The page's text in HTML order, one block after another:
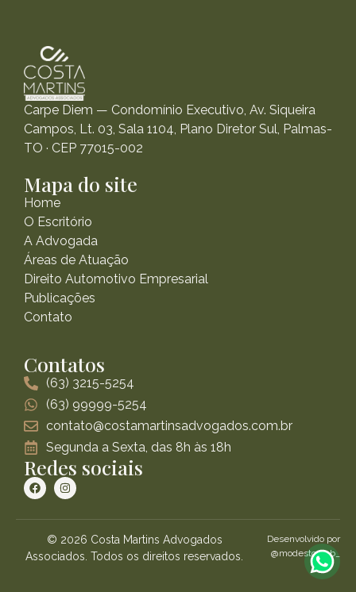
Carpe Diem — Condomínio Executivo, Av. Siqueira
Campos, Lt. 03, Sala 1104, Plano Diretor Sul, Palmas-
TO · CEP 77015-002
Mapa do site
Home
O Escritório
A Advogada
Áreas de Atuação
Direito Automotivo Empresarial
Publicações
Contato
Contatos
(63) 3215-5254
(63) 99999-5254
contato@costamartinsadvogados.com.br
Segunda a Sexta, das 8h às 18h
Redes sociais
© 2026 Costa Martins Advogados
Associados. Todos os direitos reservados.
Desenvolvido por
@modestoweb_